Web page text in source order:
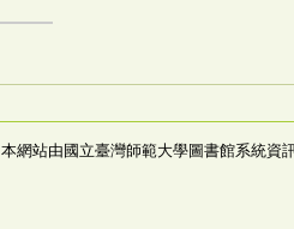
本網站由國立臺灣師範大學圖書館系統資